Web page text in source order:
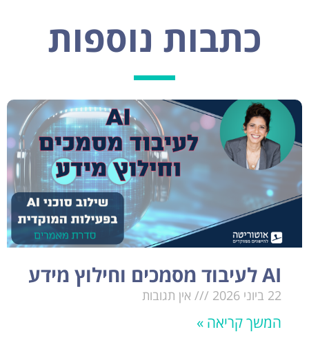
כתבות נוספות
AI לעיבוד מסמכים וחילוץ מידע
22 ביוני 2026 אין תגובות
המשך קריאה »